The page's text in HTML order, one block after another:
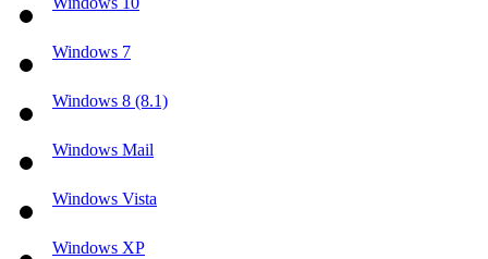
Windows 7
Windows 8 (8.1)
Windows Mail
Windows Vista
Windows XP